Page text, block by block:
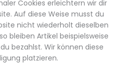
Cookies erleichtern wir dir
Auf diese Weise musst du
nicht wiederholt dieselben
bleiben Artikel beispielsweise
bezahlst. Wir können diese
platzieren.